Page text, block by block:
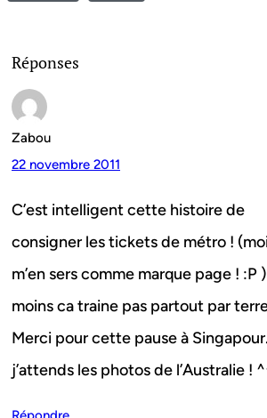
Réponses
Zabou
22 novembre 2011
C’est intelligent cette histoire de
consigner les tickets de métro !
m’en sers comme marque page ! :P
moins ca traine pas partout par
Merci pour cette pause à
j’attends les photos de l’Australie !